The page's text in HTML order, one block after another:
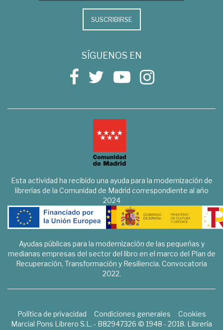
SUSCRIBIRSE
SÍGUENOS EN
Esta actividad ha recibido una ayuda para la modernización de
librerías de la Comunidad de Madrid correspondiente al año
2024
Ayudas públicas para la modernización de las pequeñas y
medianas empresas del sector del libro en el marco del Plan de
Recuperación, Transformación y Resiliencia. Convocatoria
2022.
Política de privacidad Condiciones generales
Cookies
Marcial Pons Librero S.L. - B82947326 © 1948 - 2018. Librería